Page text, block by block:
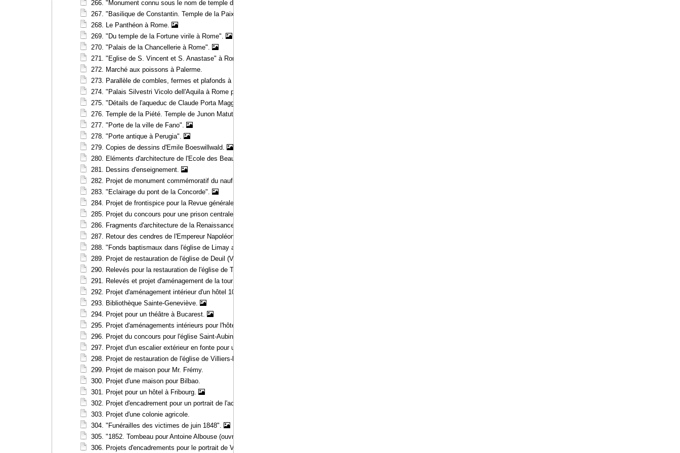
266. "Monument connu sous le nom de temple de Minerva Medica" à Rome.
267. "Basilique de Constantin. Temple de la Paix".
268. Le Panthéon à Rome.
269. "Du temple de la Fortune virile à Rome".
270. "Palais de la Chancellerie à Rome".
271. "Eglise de S. Vincent et S. Anastase" à Rome.
272. Marché aux poissons à Palerme.
273. Parallèle de combles, fermes et plafonds à Rome.
274. "Palais Silvestri Vicolo dell'Aquila à Rome par Baldassare Peruzzi".
275. "Détails de l'aqueduc de Claude Porta Maggiore sur la route de la Praeneste et de Labicum".
276. Temple de la Piété. Temple de Junon Matuta. Temple de l'Expérance à Rome.
277. "Porte de la ville de Fano".
278. "Porte antique à Perugia".
279. Copies de dessins d'Emile Boeswillwald.
280. Eléments d'architecture de l'Ecole des Beaux-arts.
281. Dessins d'enseignement.
282. Projet de monument commémoratif du naufrage de La Pérouse.
283. "Eclairage du pont de la Concorde".
284. Projet de frontispice pour la Revue générale de l'architecture.
285. Projet du concours pour une prison centrale à Alexandrie (Piémont).
286. Fragments d'architecture de la Renaissance.
287. Retour des cendres de l'Empereur Napoléon 1er.
288. "Fonds baptismaux dans l'église de Limay au dixième d'exécution" (Yvelines).
289. Projet de restauration de l'église de Deuil (Val-d'Oise).
290. Relevés pour la restauration de l'église de Taverny (Val-d'Oise).
291. Relevés et projet d'aménagement de la tour de Montlhéry (Essonne).
292. Projet d'aménagement intérieur d'un hôtel 10 rue des Beaux-arts.
293. Bibliothèque Sainte-Geneviève.
294. Projet pour un théâtre à Bucarest.
295. Projet d'aménagements intérieurs pour l'hôtel Dutillet 20 rue de l'Université.
296. Projet du concours pour l'église Saint-Aubin à Toulouse.
297. Projet d'un escalier extérieur en fonte pour un hôtel à Bucarest.
298. Projet de restauration de l'église de Villiers-le-Bel (Val-d'Oise).
299. Projet de maison pour Mr. Frémy.
300. Projet d'une maison pour Bilbao.
301. Projet pour un hôtel à Fribourg.
302. Projet d'encadrement pour un portrait de l'actrice Rachel.
303. Projet d'une colonie agricole.
304. "Funérailles des victimes de juin 1848".
305. "1852. Tombeau pour Antoine Albouse (ouvrier)".
306. Projets d'encadrements pour le portrait de Victor de Lanneau.